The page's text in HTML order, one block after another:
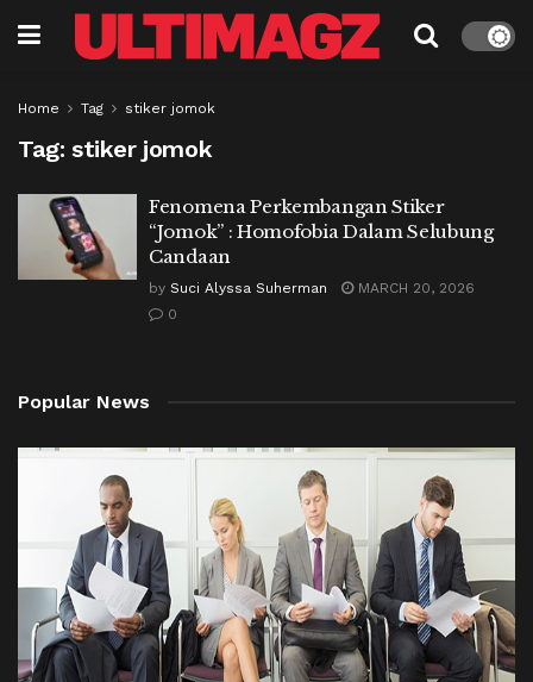
Home Tag stiker jomok
Tag: stiker jomok
Fenomena Perkembangan Stiker
“Jomok” : Homofobia Dalam Selubung
Candaan
by Suci Alyssa Suherman
MARCH 20, 2026
0
Popular News